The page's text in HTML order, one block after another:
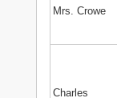
Mrs. Crowe
Charles